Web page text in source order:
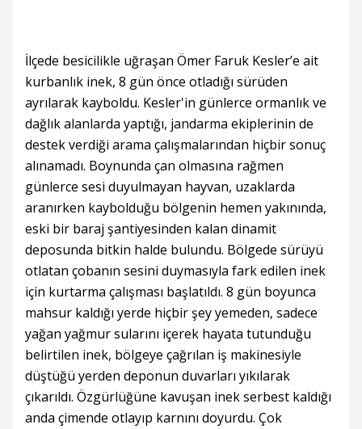
İlçede besicilikle uğraşan Ömer Faruk Kesler’e ait
kurbanlık inek, 8 gün önce otladığı sürüden
ayrılarak kayboldu. Kesler'in günlerce ormanlık ve
dağlık alanlarda yaptığı, jandarma ekiplerinin de
destek verdiği arama çalışmalarından hiçbir sonuç
alınamadı. Boynunda çan olmasına rağmen
günlerce sesi duyulmayan hayvan, uzaklarda
aranırken kaybolduğu bölgenin hemen yakınında,
eski bir baraj şantiyesinden kalan dinamit
deposunda bitkin halde bulundu. Bölgede sürüyü
otlatan çobanın sesini duymasıyla fark edilen inek
için kurtarma çalışması başlatıldı. 8 gün boyunca
mahsur kaldığı yerde hiçbir şey yemeden, sadece
yağan yağmur sularını içerek hayata tutunduğu
belirtilen inek, bölgeye çağrılan iş makinesiyle
düştüğü yerden deponun duvarları yıkılarak
çıkarıldı. Özgürlüğüne kavuşan inek serbest kaldığı
anda çimende otlayıp karnını doyurdu. Çok